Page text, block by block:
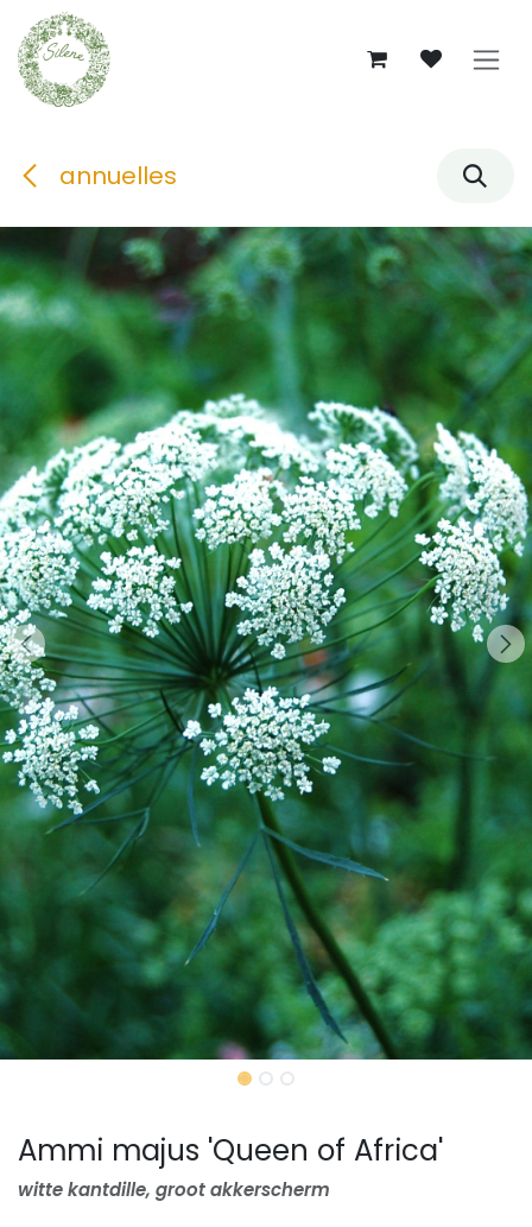
Se rendre au contenu
annuelles
Ammi majus 'Queen of Africa'
witte kantdille, groot akkerscherm